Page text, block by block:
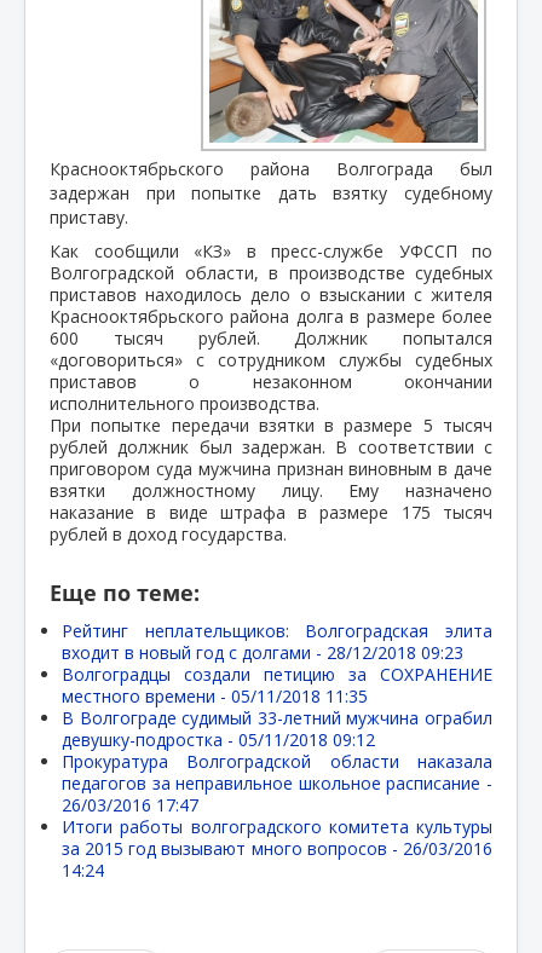
Краснооктябрьского района Волгограда был
задержан при попытке дать взятку судебному
приставу.
Как сообщили «КЗ» в пресс-службе УФССП по
Волгоградской области, в производстве судебных
приставов находилось дело о взыскании с жителя
Краснооктябрьского района долга в размере более
600 тысяч рублей. Должник попытался
«договориться» с сотрудником службы судебных
приставов о незаконном окончании
исполнительного производства.
При попытке передачи взятки в размере 5 тысяч
рублей должник был задержан. В соответствии с
приговором суда мужчина признан виновным в даче
взятки должностному лицу. Ему назначено
наказание в виде штрафа в размере 175 тысяч
рублей в доход государства.
Еще по теме:
Рейтинг неплательщиков: Волгоградская элита
входит в новый год с долгами - 28/12/2018 09:23
Волгоградцы создали петицию за СОХРАНЕНИЕ
местного времени - 05/11/2018 11:35
В Волгограде судимый 33-летний мужчина ограбил
девушку-подростка - 05/11/2018 09:12
Прокуратура Волгоградской области наказала
педагогов за неправильное школьное расписание -
26/03/2016 17:47
Итоги работы волгоградского комитета культуры
за 2015 год вызывают много вопросов - 26/03/2016
14:24